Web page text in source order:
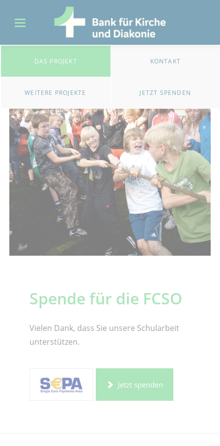
DAS PROJEKT KONTAKT
WEITERE PROJEKTE JETZT SPENDEN
Spende für die FCSO
Vielen Dank, dass Sie unsere Schularbeit
unterstützen.
Jetzt spenden